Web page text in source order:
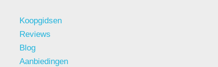
Koopgidsen
Reviews
Blog
Aanbiedingen